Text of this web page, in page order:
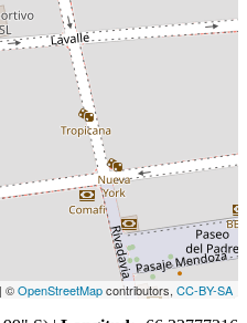
| ©OpenStreetMapcontributors, CC-BY-SA